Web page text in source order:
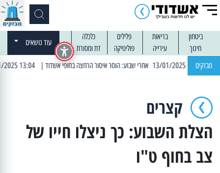
ביטחון בריאות פלילים
כלכלה
חינוך
עירייה פוליטיקה דת ומסורת
עוד נושאים
מבזקים | 13:04 14/01/2025 עובדים בלילות: עבודות קרצוף וריבוד אספלט
קצרים
הצלת השבוע: כך ניצלו חייו של
צב בחוף ט"ו